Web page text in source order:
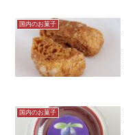
国内のお菓子
国内のお菓子